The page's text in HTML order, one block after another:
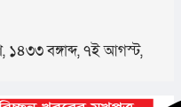
১৪৩৩ বঙ্গাব্দ, ৭ই আগস্ট,